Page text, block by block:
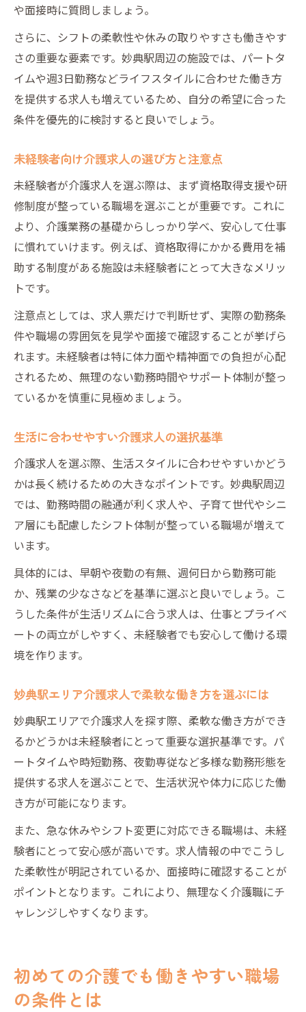
や面接時に質問しましょう。
さらに、シフトの柔軟性や休みの取りやすさも働きやす
さの重要な要素です。妙典駅周辺の施設では、パートタ
イムや週3日勤務などライフスタイルに合わせた働き方
を提供する求人も増えているため、自分の希望に合った
条件を優先的に検討すると良いでしょう。
未経験者向け介護求人の選び方と注意点
未経験者が介護求人を選ぶ際は、まず資格取得支援や研
修制度が整っている職場を選ぶことが重要です。これに
より、介護業務の基礎からしっかり学べ、安心して仕事
に慣れていけます。例えば、資格取得にかかる費用を補
助する制度がある施設は未経験者にとって大きなメリッ
トです。
注意点としては、求人票だけで判断せず、実際の勤務条
件や職場の雰囲気を見学や面接で確認することが挙げら
れます。未経験者は特に体力面や精神面での負担が心配
されるため、無理のない勤務時間やサポート体制が整っ
ているかを慎重に見極めましょう。
生活に合わせやすい介護求人の選択基準
介護求人を選ぶ際、生活スタイルに合わせやすいかどう
かは長く続けるための大きなポイントです。妙典駅周辺
では、勤務時間の融通が利く求人や、子育て世代やシニ
ア層にも配慮したシフト体制が整っている職場が増えて
います。
具体的には、早朝や夜勤の有無、週何日から勤務可能
か、残業の少なさなどを基準に選ぶと良いでしょう。こ
うした条件が生活リズムに合う求人は、仕事とプライベ
ートの両立がしやすく、未経験者でも安心して働ける環
境を作ります。
妙典駅エリア介護求人で柔軟な働き方を選ぶには
妙典駅エリアで介護求人を探す際、柔軟な働き方ができ
るかどうかは未経験者にとって重要な選択基準です。パ
ートタイムや時短勤務、夜勤専従など多様な勤務形態を
提供する求人を選ぶことで、生活状況や体力に応じた働
き方が可能になります。
また、急な休みやシフト変更に対応できる職場は、未経
験者にとって安心感が高いです。求人情報の中でこうし
た柔軟性が明記されているか、面接時に確認することが
ポイントとなります。これにより、無理なく介護職にチ
ャレンジしやすくなります。
初めての介護でも働きやすい職場
の条件とは